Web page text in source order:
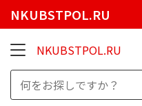
NKUBSTPOL.RU
NKUBSTPOL.RU